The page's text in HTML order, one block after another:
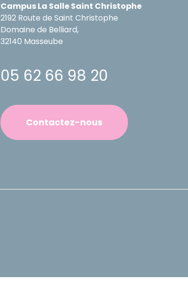
Campus La Salle Saint Christophe
2192 Route de Saint Christophe
Domaine de Belliard,
32140 Masseube
05 62 66 98 20
Contactez-nous